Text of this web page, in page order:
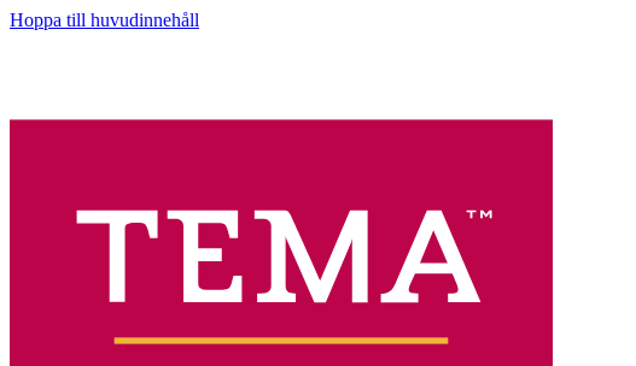
Hoppa till huvudinnehåll